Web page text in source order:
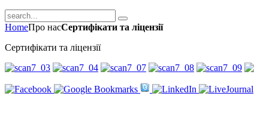
HomeПро насСертифікати та ліцензії
Сертифікати та ліцензії